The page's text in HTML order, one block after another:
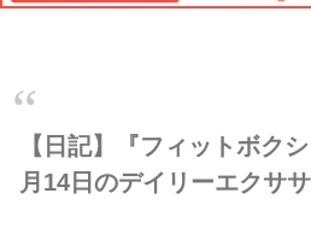
【日記】『フィットボク
月14日のデイリーエクサ